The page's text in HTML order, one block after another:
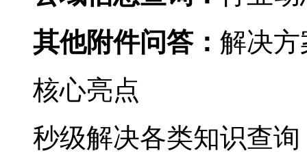
其他附件问答： 解决方
核心亮点
秒级解决各类知识查询